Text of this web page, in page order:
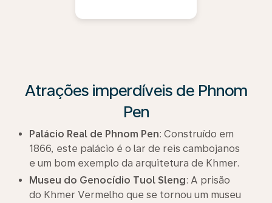
Atrações imperdíveis de Phnom
Pen
Palácio Real de Phnom Pen: Construído em
1866, este palácio é o lar de reis cambojanos
e um bom exemplo da arquitetura de Khmer.
Museu do Genocídio Tuol Sleng: A prisão
do Khmer Vermelho que se tornou um museu